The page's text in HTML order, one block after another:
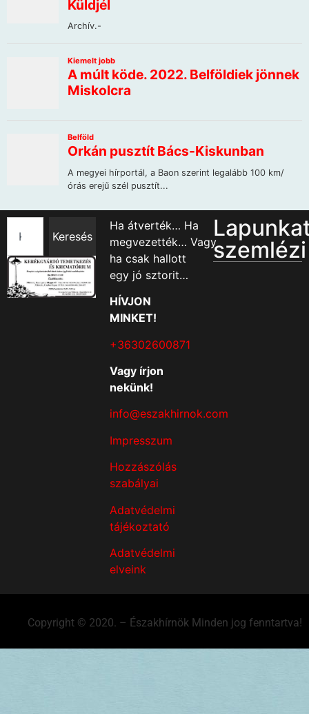
Keresés
Ha átverték… Ha
megvezették… Vagy
ha csak hallott
egy jó sztorit…
HÍVJON
MINKET!
+36302600871
Vagy írjon
nekünk!
info@eszakhirnok.com
Impresszum
Hozzászólás
szabályai
Adatvédelmi
tájékoztató
Adatvédelmi
elveink
szemlézi
Copyright © 2020. – Északhírnök Minden jog fenntartva!